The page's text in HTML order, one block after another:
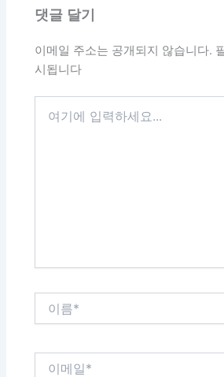
댓글 달기
이메일 주소는 공개되지 않습니다.
시됩니다